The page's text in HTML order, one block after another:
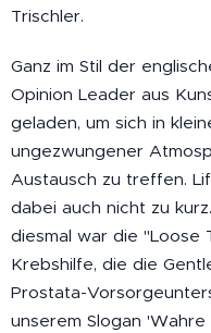
Trischler.
Ganz im Stil der
Opinion Leader aus
geladen, um sich in
ungezwungener
Austausch zu treffen.
dabei auch nicht zu
diesmal war die "Loose
Krebshilfe, die die
Prostata-
unserem Slogan